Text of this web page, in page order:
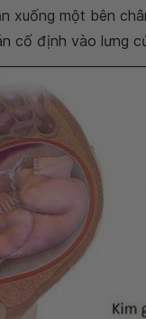
xuống một bên
cố định vào lưng